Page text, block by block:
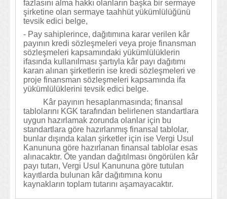
fazlasını alma hakkı olanların başka bir sermaye
şirketine olan sermaye taahhüt yükümlülüğünü
tevsik edici belge,
- Pay sahiplerince, dağıtımına karar verilen kâr
payının kredi sözleşmeleri veya proje finansman
sözleşmeleri kapsamındaki yükümlülüklerin
ifasında kullanılması şartıyla kâr payı dağıtımı
kararı alınan şirketlerin ise kredi sözleşmeleri ve
proje finansman sözleşmeleri kapsamında ifa
yükümlülüklerini tevsik edici belge.
Kâr payının hesaplanmasında; finansal
tablolarını KGK tarafından belirlenen standartlara
uygun hazırlamak zorunda olanlar için bu
standartlara göre hazırlanmış finansal tablolar,
bunlar dışında kalan şirketler için ise Vergi Usul
Kanununa göre hazırlanan finansal tablolar esas
alınacaktır. Öte yandan dağıtılması öngörülen kâr
payı tutarı, Vergi Usul Kanununa göre tutulan
kayıtlarda bulunan kâr dağıtımına konu
kaynakların toplam tutarını aşamayacaktır.